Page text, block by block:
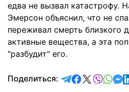
едва не вызвал катастрофу.
Эмерсон объяснил, что не
переживал смерть близкого
активные вещества, а эта
"разбудит" его.
Поделиться: отправить в
поделиться